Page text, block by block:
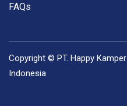
FAQs
Copyright © PT. Happy Kamper
Indonesia